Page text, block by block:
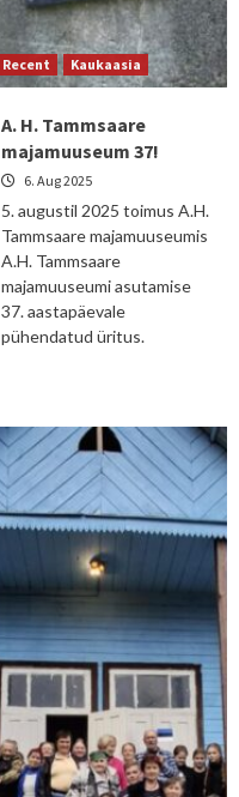
Recent Kaukaasia
A. H. Tammsaare
majamuuseum 37!
6. Aug 2025
5. augustil 2025 toimus A.H.
Tammsaare majamuuseumis
A.H. Tammsaare
majamuuseumi asutamise
37. aastapäevale
pühendatud üritus.